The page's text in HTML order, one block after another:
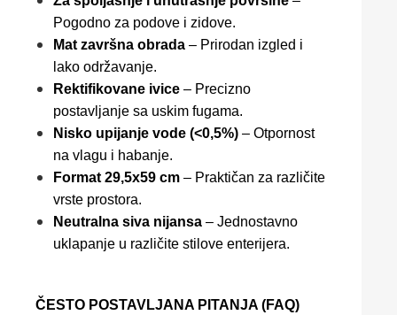
Pogodno za podove i zidove.
Mat završna obrada – Prirodan izgled i
lako održavanje.
Rektifikovane ivice – Precizno
postavljanje sa uskim fugama.
Nisko upijanje vode (<0,5%) – Otpornost
na vlagu i habanje.
Format 29,5x59 cm – Praktičan za različite
vrste prostora.
Neutralna siva nijansa – Jednostavno
uklapanje u različite stilove enterijera.
ČESTO POSTAVLJANA PITANJA (FAQ)